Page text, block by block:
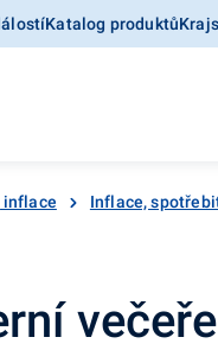
Katalog produktů
inflace Inflace,